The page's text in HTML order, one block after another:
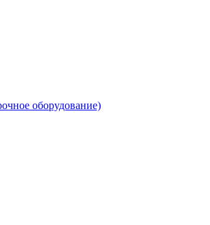
оборудование)